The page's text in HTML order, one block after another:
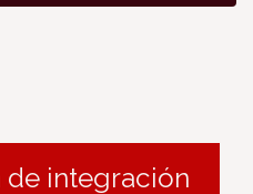
integración